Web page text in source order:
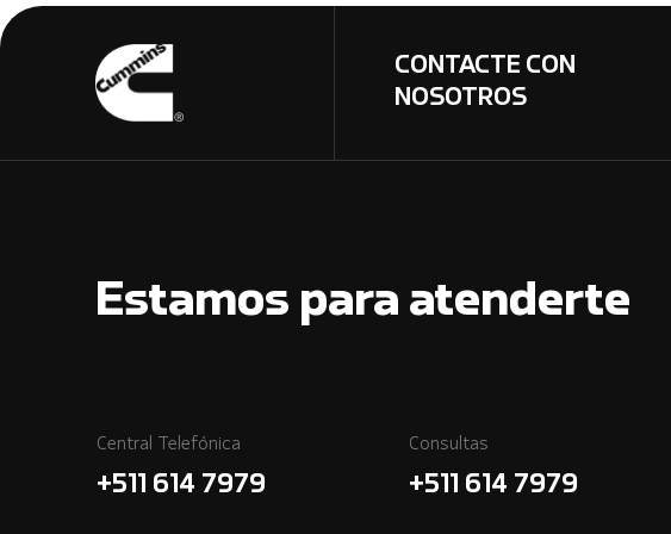
CONTACTE CON
NOSOTROS
Estamos para atenderte
Central Telefónica
+511 614 7979
Consultas
+511 614 7979